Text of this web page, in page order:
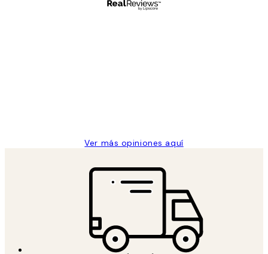
Ver más opiniones aquí